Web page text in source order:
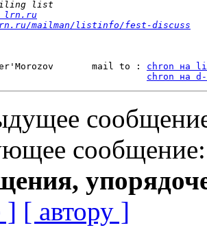
lrn.ru
mailman/listinfo/fest-discuss
mail to : chron на
chron на
] [ автору ]